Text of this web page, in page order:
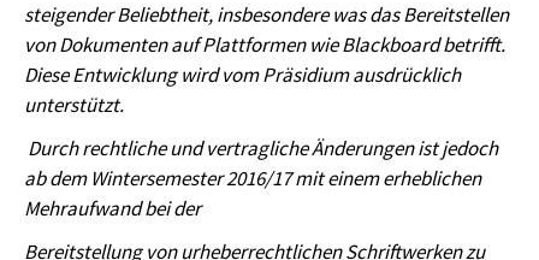
steigender Beliebtheit, insbesondere was das Bereitstellen
von Dokumenten auf Plattformen wie Blackboard betrifft.
Diese Entwicklung wird vom Präsidium ausdrücklich
unterstützt.
Durch rechtliche und vertragliche Änderungen ist jedoch
ab dem Wintersemester 2016/17 mit einem erheblichen
Mehraufwand bei der
Bereitstellung von urheberrechtlichen Schriftwerken zu